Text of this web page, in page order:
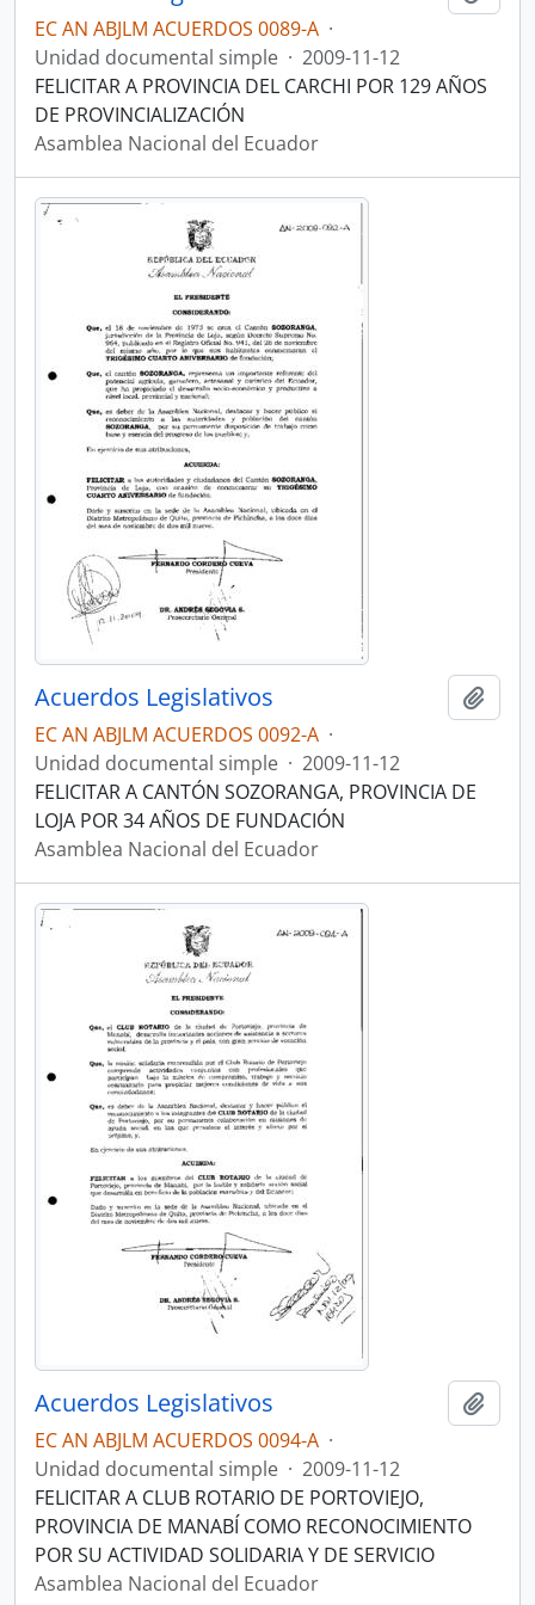
EC AN ABJLM ACUERDOS 0089-A ·
Unidad documental simple · 2009-11-12
FELICITAR A PROVINCIA DEL CARCHI POR 129 AÑOS
DE PROVINCIALIZACIÓN
Asamblea Nacional del Ecuador
Acuerdos Legislativos
EC AN ABJLM ACUERDOS 0092-A ·
Unidad documental simple · 2009-11-12
FELICITAR A CANTÓN SOZORANGA, PROVINCIA DE
LOJA POR 34 AÑOS DE FUNDACIÓN
Asamblea Nacional del Ecuador
Acuerdos Legislativos
EC AN ABJLM ACUERDOS 0094-A ·
Unidad documental simple · 2009-11-12
FELICITAR A CLUB ROTARIO DE PORTOVIEJO,
PROVINCIA DE MANABÍ COMO RECONOCIMIENTO
POR SU ACTIVIDAD SOLIDARIA Y DE SERVICIO
Asamblea Nacional del Ecuador